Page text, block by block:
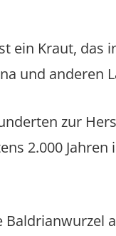
ein Kraut, das
und anderen
zur
2.000
Baldrianwurzel